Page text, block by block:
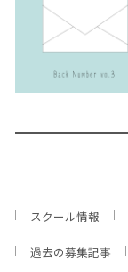
スクール情報
過去の募集記事